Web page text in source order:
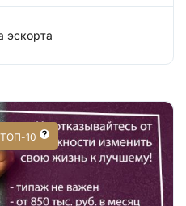
эскорта
ТОП-10